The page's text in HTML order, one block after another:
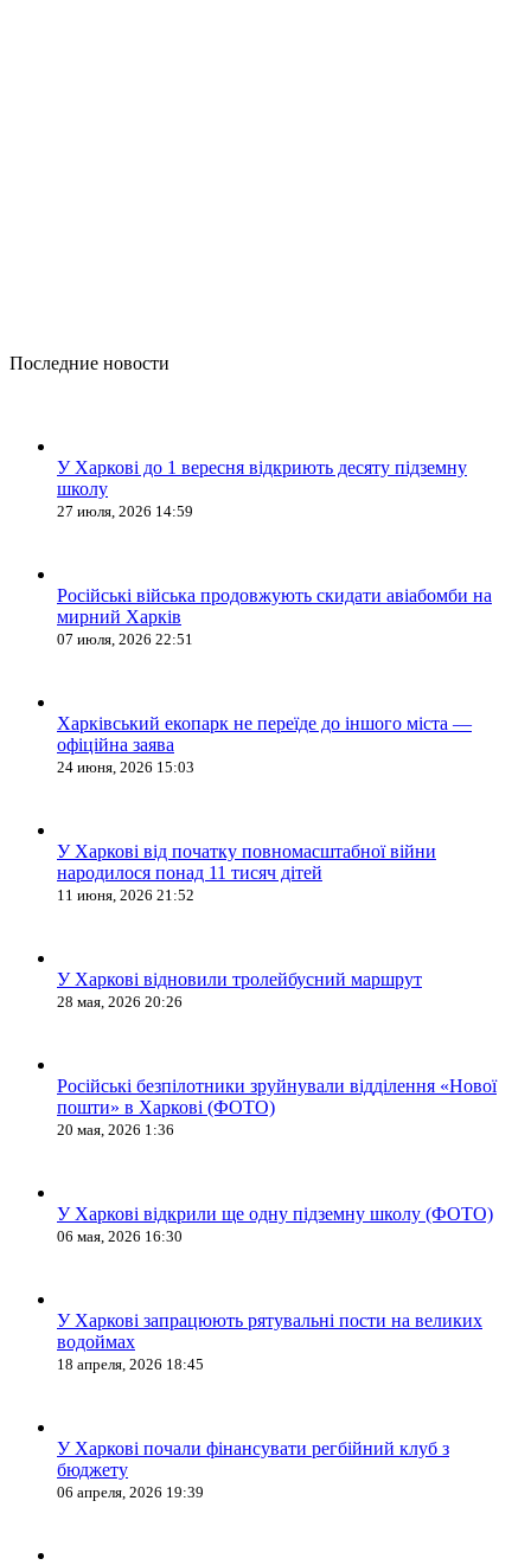
Последние новости
У Харкові до 1 вересня відкриють десяту підземну
школу
27 июля, 2026 14:59
Російські війська продовжують скидати авіабомби на
мирний Харків
07 июля, 2026 22:51
Харківський екопарк не переїде до іншого міста —
офіційна заява
24 июня, 2026 15:03
У Харкові від початку повномасштабної війни
народилося понад 11 тисяч дітей
11 июня, 2026 21:52
У Харкові відновили тролейбусний маршрут
28 мая, 2026 20:26
Російські безпілотники зруйнували відділення «Нової
пошти» в Харкові (ФОТО)
20 мая, 2026 1:36
У Харкові відкрили ще одну підземну школу (ФОТО)
06 мая, 2026 16:30
У Харкові запрацюють рятувальні пости на великих
водоймах
18 апреля, 2026 18:45
У Харкові почали фінансувати регбійний клуб з
бюджету
06 апреля, 2026 19:39